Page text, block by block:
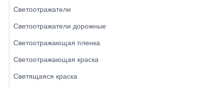
Светоотражатели
Светоотражатели дорожные
Светоотражающая пленка
Светоотражающая краска
Светящаяся краска